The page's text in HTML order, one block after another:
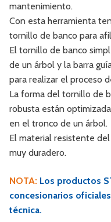
mantenimiento.
Con esta herramienta
tornillo de banco para
El tornillo de banco
de un árbol y la barra
para realizar el proceso
La forma del tornillo de
robusta están
en el tronco de un árbol.
El material resistente
muy duradero.
NOTA: Los productos
concesionarios
técnica.